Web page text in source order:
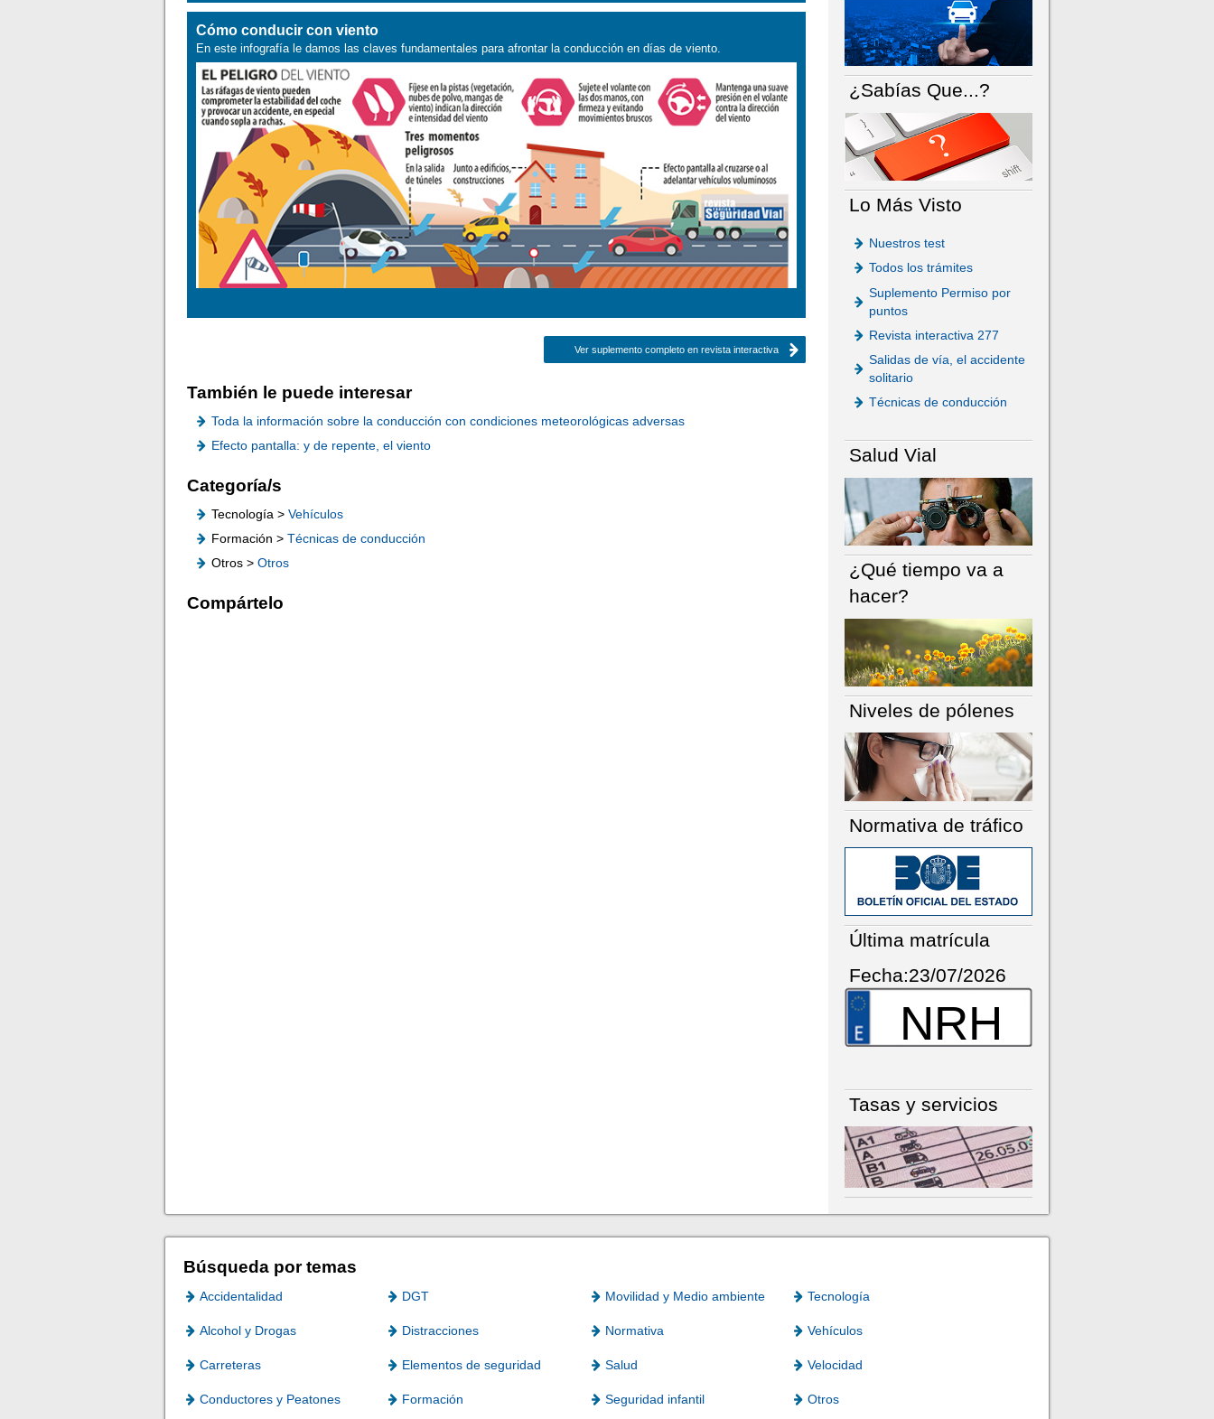
Cómo conducir con viento
En este infografía le damos las claves fundamentales para afrontar la conducción en días de viento.
Ver suplemento completo en revista interactiva
También le puede interesar
Toda la información sobre la conducción con condiciones meteorológicas adversas
Efecto pantalla: y de repente, el viento
Categoría/s
Tecnología >Vehículos
Formación >Técnicas de conducción
Otros >Otros
Compártelo
¿Sabías Que...?
Lo Más Visto
Nuestros test
Todos los trámites
Suplemento Permiso por
puntos
Revista interactiva 277
Salidas de vía, el accidente
solitario
Técnicas de conducción
Salud Vial
¿Qué tiempo va a
hacer?
Niveles de pólenes
Normativa de tráfico
Última matrícula
Fecha:23/07/2026
NRH
Tasas y servicios
Búsqueda por temas
Accidentalidad DGT Movilidad y Medio ambiente Tecnología
Alcohol y Drogas Distracciones Normativa Vehículos
Carreteras Elementos de seguridad Salud Velocidad
Conductores y Peatones Formación Seguridad infantil Otros